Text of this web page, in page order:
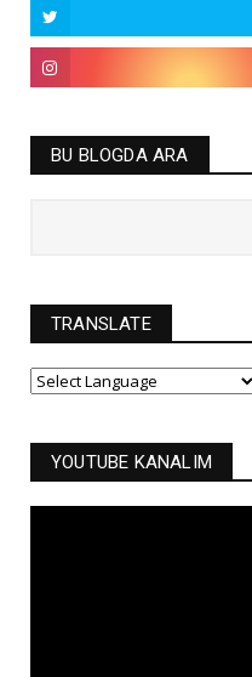
BU BLOGDA ARA
TRANSLATE
YOUTUBE KANALIM